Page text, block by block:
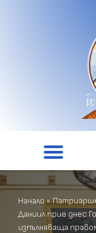
Начало»
Даниил прие днес
изпълняваща